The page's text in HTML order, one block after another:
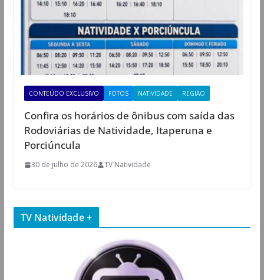
CONTEÚDO EXCLUSIVO FOTOS NATIVIDADE REGIÃO
Confira os horários de ônibus com saída das
Rodoviárias de Natividade, Itaperuna e
Porciúncula
30 de julho de 2026 TV Natividade
TV Natividade +